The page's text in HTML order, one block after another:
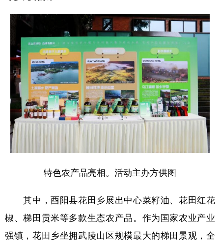
特色农产品亮相。活动主办方供图
其中，酉阳县花田乡展出中心菜籽油、花田红花
椒、梯田贡米等多款生态农产品。作为国家农业产业
强镇，花田乡坐拥武陵山区规模最大的梯田景观，全